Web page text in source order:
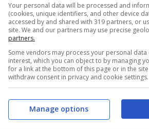
la notte, coprendo la testa
poche gocce per regalarsi
ridurrà man mano il
questi due ingredienti agiscono
creare un impacco
Your personal data will be processed and
(cookies, unique identifiers, and other device
accessed by and shared with 319 partners, or
site. We and our partners may use precise
partners.
Some vendors may process your personal
interest, which you can object to by managing
for a link at the bottom of this page or in the
withdraw consent in privacy and cookie settings.
Manage options